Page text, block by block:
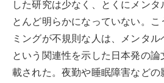
した研究は少なく、とくにメン
とんど明らかになっていない。こ
ミングが不規則な人は、メンタ
という関連性を示した日本発の
載された。夜勤や睡眠障害などの